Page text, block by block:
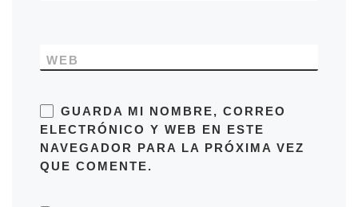
WEB
GUARDA MI NOMBRE, CORREO
ELECTRÓNICO Y WEB EN ESTE
NAVEGADOR PARA LA PRÓXIMA VEZ
QUE COMENTE.